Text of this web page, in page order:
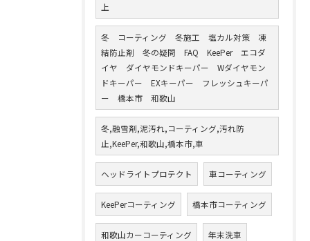
上
冬 コーティング 冬施工 塩カル対策 凍
結防止剤 冬の疑問 FAQ KeePer エコダ
イヤ ダイヤモンドキーパー Wダイヤモン
ドキーパー EXキーパー フレッシュキーパ
ー 橋本市 和歌山
冬,融雪剤,泥汚れ,コーティング,汚れ防
止,KeePer,和歌山,橋本市,車
ヘッドライトプロテクト 車コーティング
KeePerコーティング 橋本市コーティング
和歌山カーコーティング 年末洗車